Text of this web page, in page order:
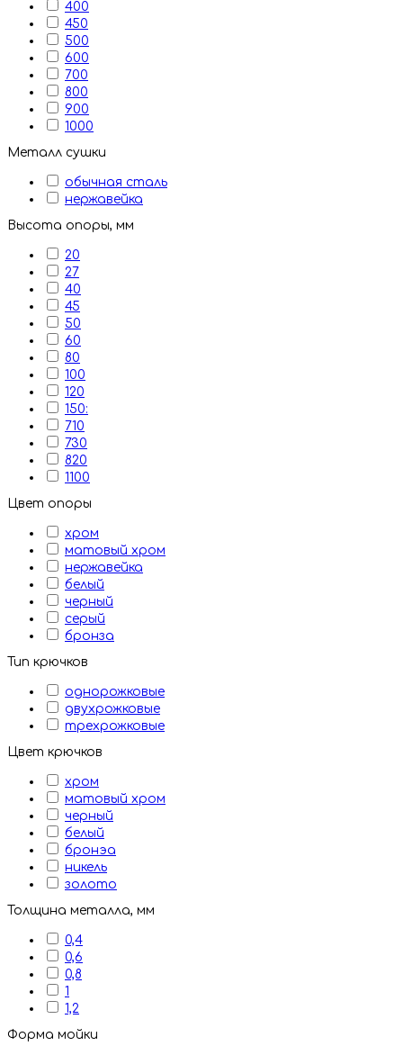
400
450
500
600
700
800
900
1000
Металл сушки
обычная сталь
нержавейка
Высота опоры, мм
20
27
40
45
50
60
80
100
120
150:
710
730
820
1100
Цвет опоры
хром
матовый хром
нержавейка
белый
черный
серый
бронза
Тип крючков
однорожковые
двухрожковые
трехрожковые
Цвет крючков
хром
матовый хром
черный
белый
бронэа
никель
золото
Толщина металла, мм
0,4
0,6
0,8
1
1,2
Форма мойки